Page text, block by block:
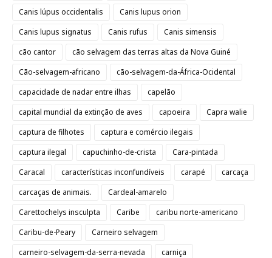
Canis lúpus occidentalis
Canis lupus orion
Canis lupus signatus
Canis rufus
Canis simensis
cão cantor
cão selvagem das terras altas da Nova Guiné
Cão-selvagem-africano
cão-selvagem-da-África-Ocidental
capacidade de nadar entre ilhas
capelão
capital mundial da extinção de aves
capoeira
Capra walie
captura de filhotes
captura e comércio ilegais
captura ilegal
capuchinho-de-crista
Cara-pintada
Caracal
características inconfundíveis carapé
carcaça
carcaças de animais.
Cardeal-amarelo
Carettochelys insculpta
Caribe
caribu norte-americano
Caribu-de-Peary
Carneiro selvagem
carneiro-selvagem-da-serra-nevada
carniça